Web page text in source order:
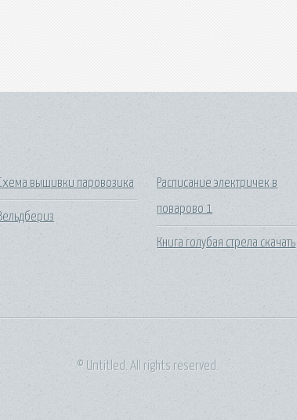
вышивки паровозика
Расписание электричек в
поварово 1
Книга голубая стрела скачать
© Untitled. All rights reserved.